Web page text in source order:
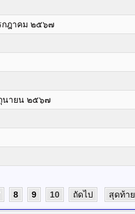
กฎาคม ๒๕๖๗
นายน ๒๕๖๗
8 9 10 ถัดไป สุดท้าย